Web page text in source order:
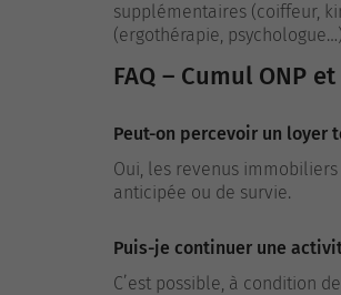
supplémentaires (coiffeur,
(ergothérapie,
FAQ – Cumul ONP
Peut-on percevoir un loyer
Oui, les revenus
anticipée ou de survie.
Puis-je continuer une
C’est possible, à condition